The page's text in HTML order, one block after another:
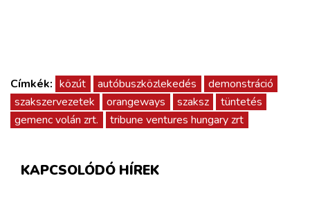
BELÉPÉS
Címkék: közút autóbuszközlekedés
demonstráció
szakszervezetek
orangeways szaksz
tüntetés
gemenc volán zrt.
tribune ventures hungary zrt
KAPCSOLÓDÓ HÍREK